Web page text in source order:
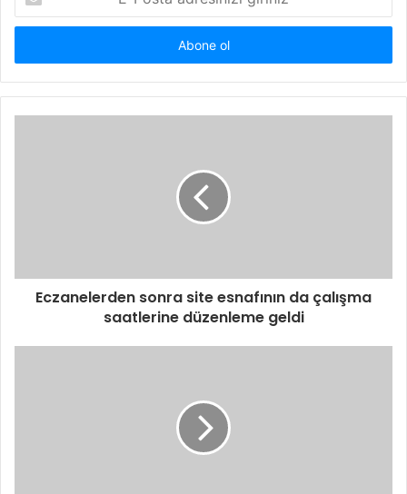
Posta
adresinizi
Eczanelerden sonra site esnafının da çalışma
saatlerine düzenleme geldi